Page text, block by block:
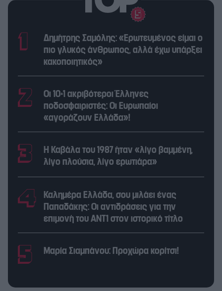
Δημήτρης Σαμόλης: «Ερωτευμένος είμαι ο
πιο γλυκός άνθρωπος, αλλά έχω υπάρξει
κακοποιητικός»
Οι 10+1 ακριβότεροι Έλληνες
ποδοσφαιριστές: Οι Ευρωπαίοι
«αγοράζουν Ελλάδα»!
Η Καβάλα του 1987 ήταν «λίγο βαμμένη,
λίγο πλούσια, λίγο ερωτιάρα»
Καλημέρα Ελλάδα, σου μιλάει ένας
Παπαδάκης: Οι αντιδράσεις για την
επιμονή του ΑΝΤ1 στον ιστορικό τίτλο
Μαρία Σιαμπάνου: Προχώρα κορίτσι!